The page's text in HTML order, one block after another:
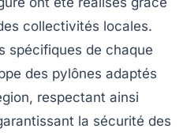
collectivités locales.
spécifiques de chaque
des pylônes adaptés
respectant ainsi
la sécurité des